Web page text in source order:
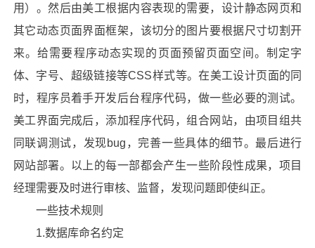
用）。然后由美工根据内容表现的需要，设计静态网页和
其它动态页面界面框架，该切分的图片要根据尺寸切割开
来。给需要程序动态实现的页面预留页面空间。制定字
体、字号、超级链接等CSS样式等。在美工设计页面的同
时，程序员着手开发后台程序代码，做一些必要的测试。
美工界面完成后，添加程序代码，组合网站，由项目组共
同联调测试，发现bug，完善一些具体的细节。最后进行
网站部署。以上的每一部都会产生一些阶段性成果，项目
经理需要及时进行审核、监督，发现问题即使纠正。
一些技术规则
1.数据库命名约定